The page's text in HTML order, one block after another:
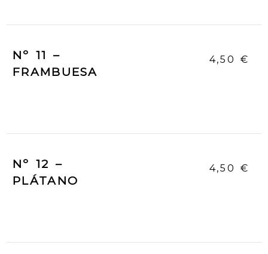
Nº 11 –
FRAMBUESA
4,50 €
Nº 12 –
PLÁTANO
4,50 €